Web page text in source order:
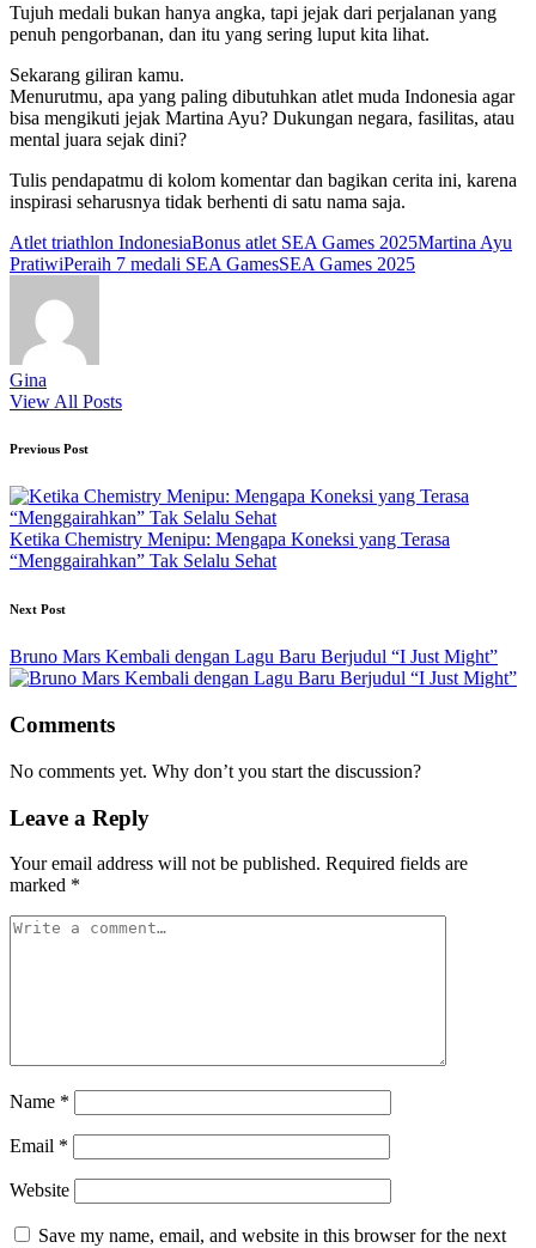
Tujuh medali bukan hanya angka, tapi jejak dari perjalanan yang
penuh pengorbanan, dan itu yang sering luput kita lihat.
Sekarang giliran kamu.
Menurutmu, apa yang paling dibutuhkan atlet muda Indonesia agar
bisa mengikuti jejak Martina Ayu? Dukungan negara, fasilitas, atau
mental juara sejak dini?
Tulis pendapatmu di kolom komentar dan bagikan cerita ini, karena
inspirasi seharusnya tidak berhenti di satu nama saja.
Tags:
Atlet triathlon IndonesiaBonus atlet SEA Games 2025Martina Ayu
PratiwiPeraih 7 medali SEA GamesSEA Games 2025
Gina
View All Posts
Post
navigation
Previous Post
Ketika Chemistry Menipu: Mengapa Koneksi yang Terasa
“Menggairahkan” Tak Selalu Sehat
Next Post
Bruno Mars Kembali dengan Lagu Baru Berjudul “I Just Might”
Comments
No comments yet. Why don’t you start the discussion?
Leave a Reply
Your email address will not be published. Required fields are
marked *
Name *
Email *
Website
Save my name, email, and website in this browser for the next